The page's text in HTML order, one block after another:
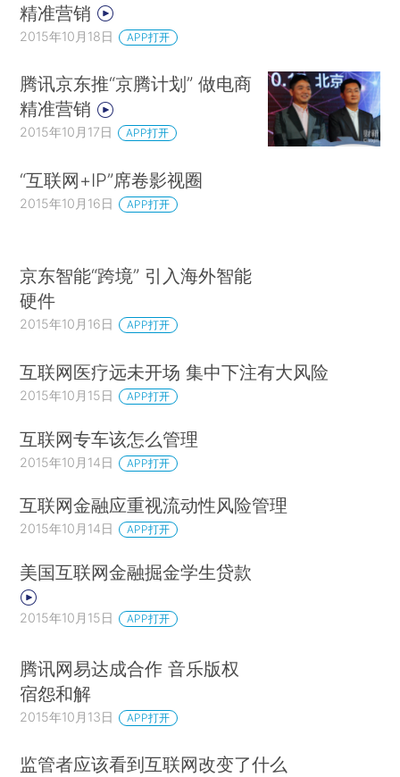
精准营销
2015年10月18日 APP打开
腾讯京东推“京腾计划” 做电商
精准营销
2015年10月17日 APP打开
“互联网+IP”席卷影视圈
2015年10月16日 APP打开
京东智能“跨境” 引入海外智能
硬件
2015年10月16日 APP打开
互联网医疗远未开场 集中下注有大风险
2015年10月15日 APP打开
互联网专车该怎么管理
2015年10月14日 APP打开
互联网金融应重视流动性风险管理
2015年10月14日 APP打开
美国互联网金融掘金学生贷款
2015年10月15日 APP打开
腾讯网易达成合作 音乐版权
宿怨和解
2015年10月13日 APP打开
监管者应该看到互联网改变了什么